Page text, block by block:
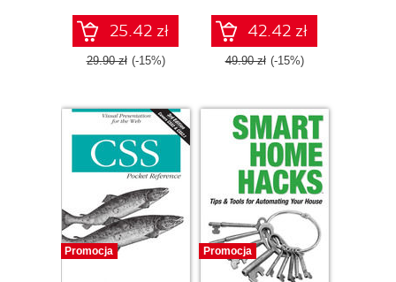
25.42 zł
29.90 zł (-15%)
42.42 zł
49.90 zł (-15%)
Promocja Promocja